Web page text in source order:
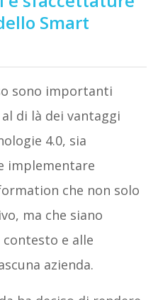
Smart
sono importanti
di là dei vantaggi
4.0, sia
implementare
che non solo
ma che siano
e alle
azienda.